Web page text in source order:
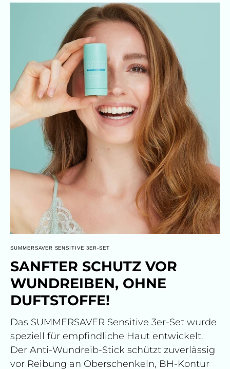
SUMMERSAVER SENSITIVE 3ER-SET
SANFTER SCHUTZ VOR
WUNDREIBEN, OHNE
DUFTSTOFFE!
Das SUMMERSAVER Sensitive 3er-Set wurde
speziell für empfindliche Haut entwickelt.
Der Anti-Wundreib-Stick schützt zuverlässig
vor Reibung an Oberschenkeln, BH-Kontur